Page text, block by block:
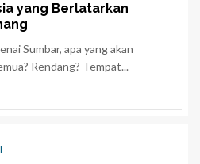
yang Berlatarkan
Sumbar, apa yang akan
Rendang? Tempat...